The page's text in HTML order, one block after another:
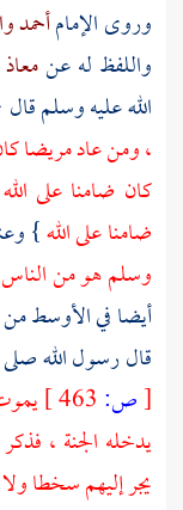
وروى الإمامأحمد
واللفظ له عن
الله عليه وسلم
، ومن عاد مريضا
كان ضامنا على
ضامنا على الله}
وسلم هو من الناس
أيضا في الأوسط
قال رسول الله
[ص:
يدخله الجنة ،
يجر إليهم سخطا